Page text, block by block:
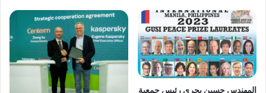
المهندس حسين بحري رئيس جمعية